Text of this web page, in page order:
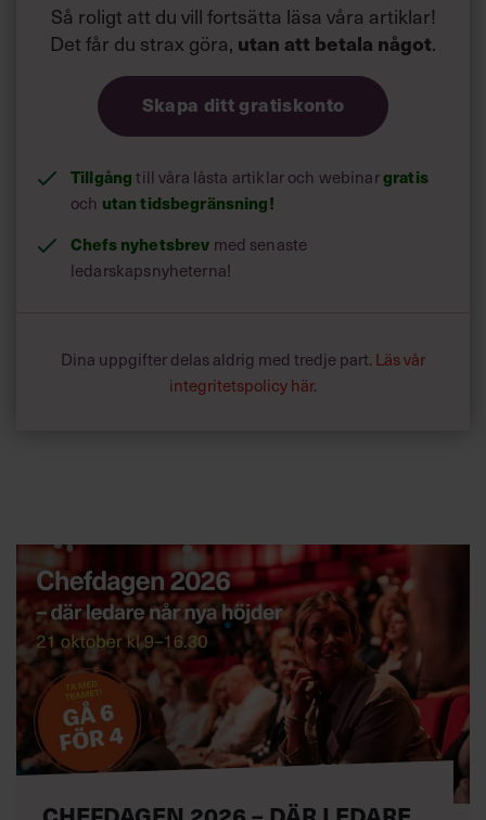
Så roligt att du vill fortsätta läsa våra artiklar!
Det får du strax göra, utan att betala något.
Skapa ditt gratiskonto
Tillgångtill våra låsta artiklar och webinargratis
och utan tidsbegränsning!
Chefs nyhetsbrev med senaste
ledarskapsnyheterna!
Dina uppgifter delas aldrig med tredje part. Läs vår
integritetspolicy här.